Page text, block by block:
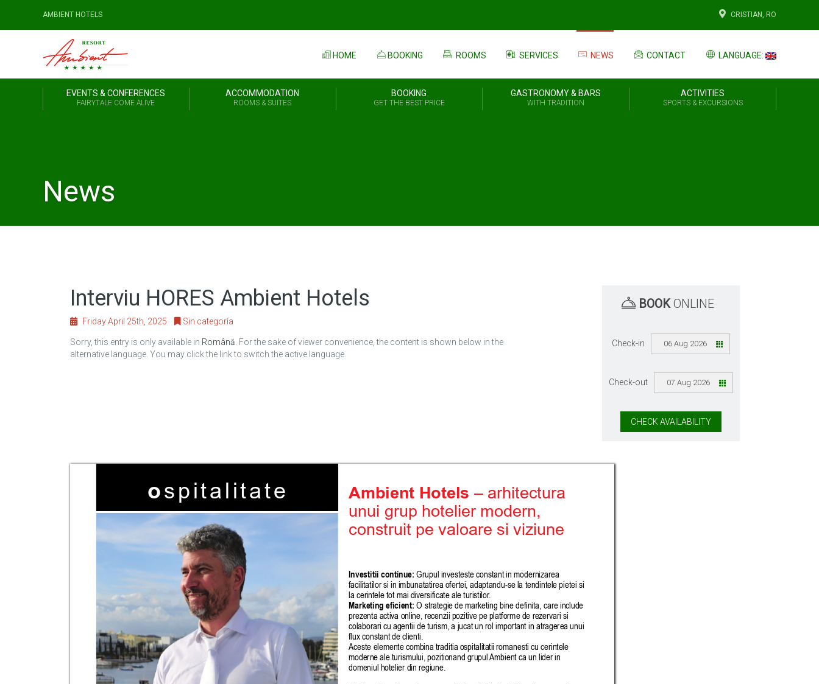
AMBIENT HOTELS CRISTIAN, RO
HOME BOOKING ROOMS SERVICES NEWS CONTACT LANGUAGE:
EVENTS & CONFERENCES
FAIRYTALE COME ALIVE
ACCOMMODATION
ROOMS & SUITES
BOOKING
GET THE BEST PRICE
GASTRONOMY & BARS
WITH TRADITION
ACTIVITIES
SPORTS & EXCURSIONS
News
Interviu HORES Ambient Hotels
Friday April 25th, 2025 Sin categoría
Sorry, this entry is only available in Română . For the sake of viewer convenience, the content is shown below in the
alternative language. You may click the link to switch the active language.
o s p ita l itate Ambient Hotels – arhitectura
unui grup hotelier modern,
construit pe valoare si viziune
Investitii continue: Grupul investeste constant in modernizarea
facilitatilor si in imbunatatirea ofertei, adaptandu-se la tendintele pietei si
la cerintele tot mai diversificate ale turistilor.
Marketing eficient: O strategie de marketing bine definita, care include
prezenta activa online, recenzii pozitive pe platforme de rezervari si
colaborari cu agentii de turism, a jucat un rol important in atragerea unui
flux constant de clienti.
Aceste elemente combina traditia ospitalitatii romanesti cu cerintele
moderne ale turismului, pozitionand grupul Ambient ca un lider in
domeniul hotelier din regiune.
BOOKONLINE
Check-in 06 Aug 2026
Check-out 07 Aug 2026
CHECK AVAILABILITY